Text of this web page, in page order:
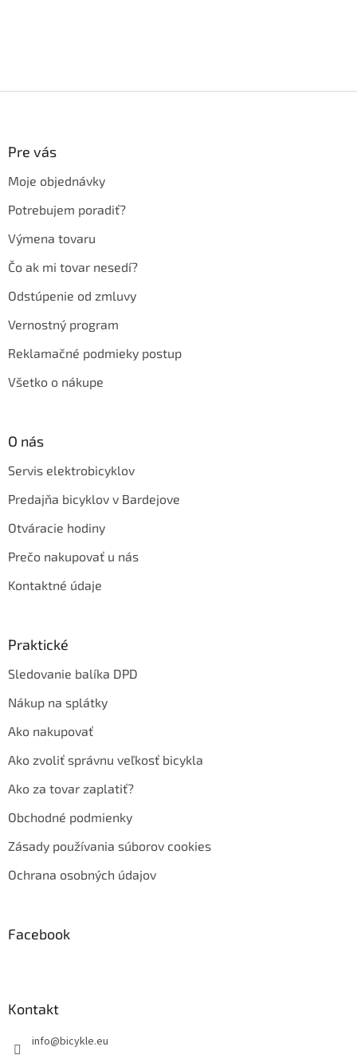
Pre vás
Moje objednávky
Potrebujem poradiť?
Výmena tovaru
Čo ak mi tovar nesedí?
Odstúpenie od zmluvy
Vernostný program
Reklamačné podmieky postup
Všetko o nákupe
O nás
Servis elektrobicyklov
Predajňa bicyklov v Bardejove
Otváracie hodiny
Prečo nakupovať u nás
Kontaktné údaje
Praktické
Sledovanie balíka DPD
Nákup na splátky
Ako nakupovať
Ako zvoliť správnu veľkosť bicykla
Ako za tovar zaplatiť?
Obchodné podmienky
Zásady používania súborov cookies
Ochrana osobných údajov
Facebook
Kontakt
info@bicykle.eu